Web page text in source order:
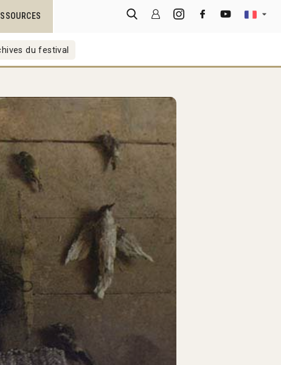
du festival